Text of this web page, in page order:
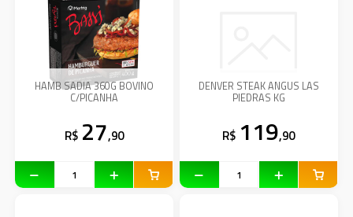
HAMB SADIA 360G BOVINO
C/PICANHA
R$ 27,90
DENVER STEAK ANGUS LAS
PIEDRAS KG
R$ 119,90